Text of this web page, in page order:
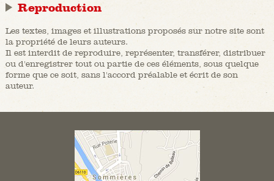
Reproduction
Les textes, images et illustrations proposés sur notre site sont
la propriété de leurs auteurs.
Il est interdit de reproduire, représenter, transférer, distribuer
ou d'enregistrer tout ou partie de ces éléments, sous quelque
forme que ce soit, sans l'accord préalable et écrit de son
auteur.